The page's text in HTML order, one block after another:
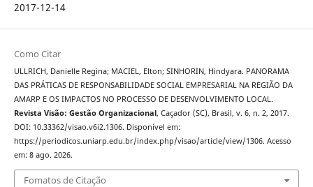
2017-12-14
Como Citar
ULLRICH, Danielle Regina; MACIEL, Elton; SINHORIN, Hindyara. PANORAMA
DAS PRÁTICAS DE RESPONSABILIDADE SOCIAL EMPRESARIAL NA REGIÃO DA
AMARP E OS IMPACTOS NO PROCESSO DE DESENVOLVIMENTO LOCAL.
Revista Visão: Gestão Organizacional, Caçador (SC), Brasil, v. 6, n. 2, 2017.
DOI: 10.33362/visao.v6i2.1306. Disponível em:
https://periodicos.uniarp.edu.br/index.php/visao/article/view/1306. Acesso
em: 8 ago. 2026.
Fomatos de Citação